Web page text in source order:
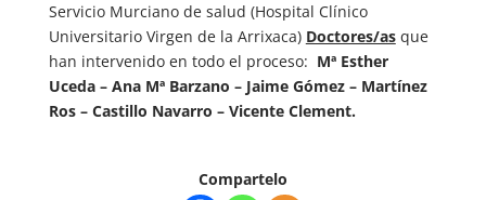
Servicio Murciano de salud (Hospital Clínico
Universitario Virgen de la Arrixaca) Doctores/asque
han intervenido en todo el proceso: Mª Esther
Uceda – Ana Mª Barzano – Jaime Gómez – Martínez
Ros – Castillo Navarro – Vicente Clement.
Compartelo